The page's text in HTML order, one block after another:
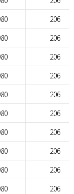
206
206
206
206
206
206
206
206
206
206